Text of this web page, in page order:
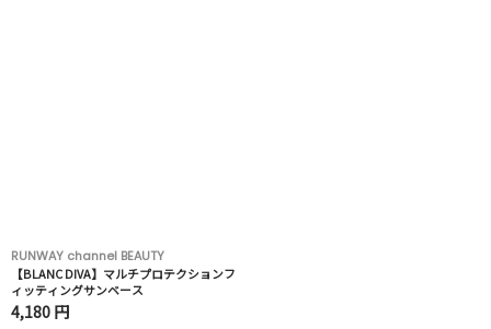
RUNWAY channel BEAUTY
【BLANC DIVA】マルチプロテクションフ
ィッティングサンベース
4,180 円